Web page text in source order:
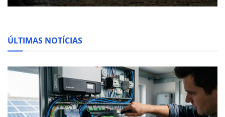
ÚLTIMAS NOTÍCIAS